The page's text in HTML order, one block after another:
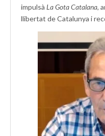
impulsà La Gota Catalana,
llibertat de Catalunya i